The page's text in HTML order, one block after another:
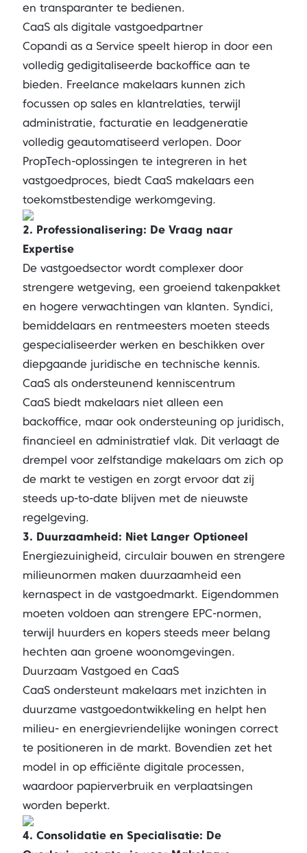
en transparanter te bedienen.
CaaS als digitale vastgoedpartner
Copandi as a Service speelt hierop in door een
volledig gedigitaliseerde backoffice aan te
bieden. Freelance makelaars kunnen zich
focussen op sales en klantrelaties, terwijl
administratie, facturatie en leadgeneratie
volledig geautomatiseerd verlopen. Door
PropTech-oplossingen te integreren in het
vastgoedproces, biedt CaaS makelaars een
toekomstbestendige werkomgeving.
2. Professionalisering: De Vraag naar
Expertise
De vastgoedsector wordt complexer door
strengere wetgeving, een groeiend takenpakket
en hogere verwachtingen van klanten. Syndici,
bemiddelaars en rentmeesters moeten steeds
gespecialiseerder werken en beschikken over
diepgaande juridische en technische kennis.
CaaS als ondersteunend kenniscentrum
CaaS biedt makelaars niet alleen een
backoffice, maar ook ondersteuning op juridisch,
financieel en administratief vlak. Dit verlaagt de
drempel voor zelfstandige makelaars om zich op
de markt te vestigen en zorgt ervoor dat zij
steeds up-to-date blijven met de nieuwste
regelgeving.
3. Duurzaamheid: Niet Langer Optioneel
Energiezuinigheid, circulair bouwen en strengere
milieunormen maken duurzaamheid een
kernaspect in de vastgoedmarkt. Eigendommen
moeten voldoen aan strengere EPC-normen,
terwijl huurders en kopers steeds meer belang
hechten aan groene woonomgevingen.
Duurzaam Vastgoed en CaaS
CaaS ondersteunt makelaars met inzichten in
duurzame vastgoedontwikkeling en helpt hen
milieu- en energievriendelijke woningen correct
te positioneren in de markt. Bovendien zet het
model in op efficiënte digitale processen,
waardoor papierverbruik en verplaatsingen
worden beperkt.
4. Consolidatie en Specialisatie: De